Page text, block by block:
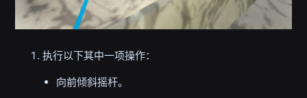
执行以下其中一项操作：
向前倾斜摇杆。